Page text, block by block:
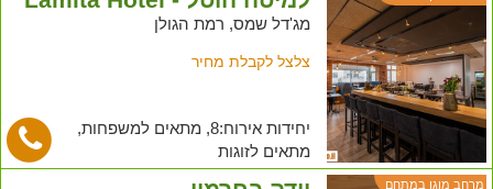
מג'דל שמס, רמת הגולן
צלצל לקבלת מחיר
יחידות אירוח:8, מתאים למשפחות,
מתאים לזוגות
מרחב מוגן במתחם